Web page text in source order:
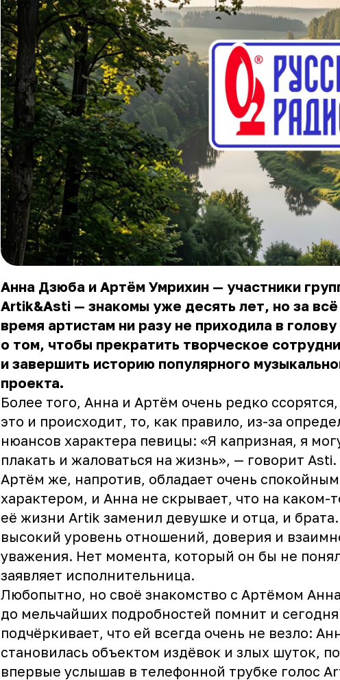
Анна Дзюба и Артём Умрихин — участники
Artik&Asti — знакомы уже десять лет, но за
время артистам ни разу не приходила в
о том, чтобы прекратить творческое
и завершить историю популярного
проекта.
Более того, Анна и Артём очень редко
это и происходит, то, как правило, из-за
нюансов характера певицы: «Я капризная, я
плакать и жаловаться на жизнь», — говорит Asti.
Артём же, напротив, обладает очень спокойным
характером, и Анна не скрывает, что на каком-
её жизни Artik заменил девушке и отца, и
высокий уровень отношений, доверия и
уважения. Нет момента, который он бы не
заявляет исполнительница.
Любопытно, но своё знакомство с Артёмом
до мельчайших подробностей помнит и
подчёркивает, что ей всегда очень не везло:
становилась объектом издёвок и злых шуток,
впервые услышав в телефонной трубке голос